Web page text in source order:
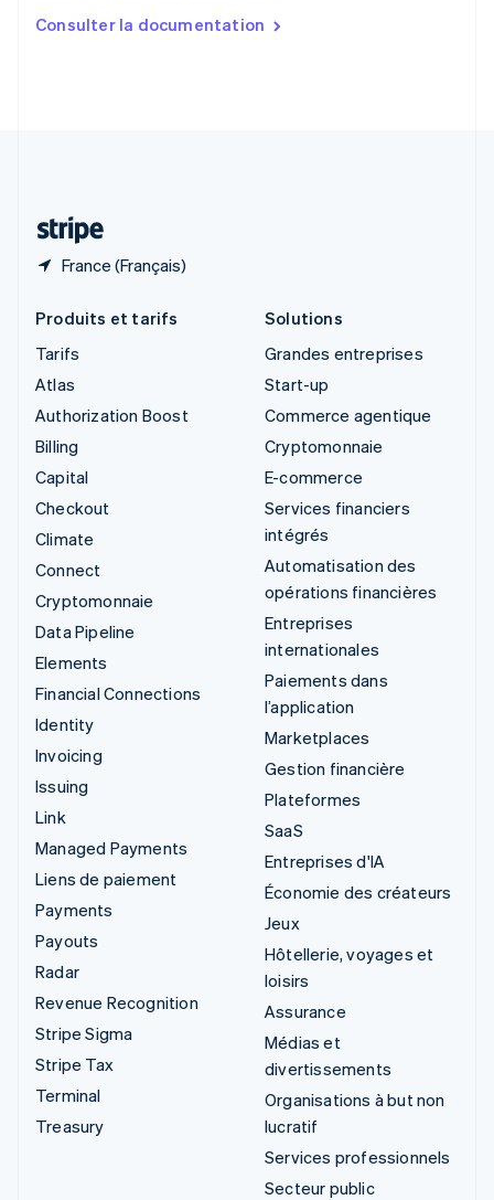
Consulter la documentation
France (Français)
English
Produits et tarifs
Tarifs
Atlas
Authorization Boost
Billing
Capital
Checkout
Climate
Connect
Cryptomonnaie
Data Pipeline
Elements
Financial Connections
Identity
Invoicing
Issuing
Link
Managed Payments
Liens de paiement
Payments
Payouts
Radar
Revenue Recognition
Stripe Sigma
Stripe Tax
Terminal
Treasury
Solutions
Grandes entreprises
Start-up
Commerce agentique
Cryptomonnaie
E-commerce
Services financiers
intégrés
Automatisation des
opérations financières
Entreprises
internationales
Paiements dans
l’application
Marketplaces
Gestion financière
Plateformes
SaaS
Entreprises d'IA
Économie des créateurs
Jeux
Hôtellerie, voyages et
loisirs
Assurance
Médias et
divertissements
Organisations à but non
lucratif
Services professionnels
Secteur public